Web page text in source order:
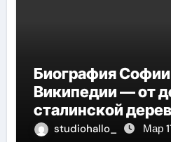
Биография Софии
Википедии — от
сталинской
карьеры и яркой
studiohallo_ Мар